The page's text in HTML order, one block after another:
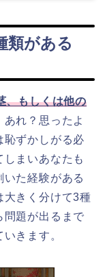
類がある
、もしくは他の
れ？思ったよ
恥ずかしがる必
まいあなたも
た経験がある
大きく分けて3種
問題が出るまで
きます。